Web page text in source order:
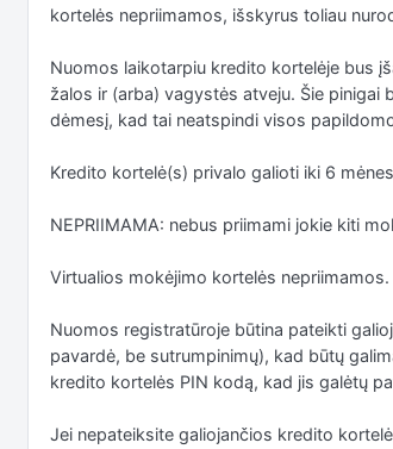
kortelės nepriimamos, išskyrus toliau
Nuomos laikotarpiu kredito kortelėje bus
žalos ir (arba) vagystės atveju. Šie
dėmesį, kad tai neatspindi visos
Kredito kortelė(s) privalo galioti iki 6
NEPRIIMAMA: nebus priimami jokie kiti
Virtualios mokėjimo kortelės nepriimamos.
Nuomos registratūroje būtina pateikti
pavardė, be sutrumpinimų), kad būtų
kredito kortelės PIN kodą, kad jis galėtų
Jei nepateiksite galiojančios kredito